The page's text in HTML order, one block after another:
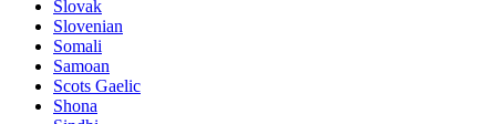
Slovak
Slovenian
Somali
Samoan
Scots Gaelic
Shona